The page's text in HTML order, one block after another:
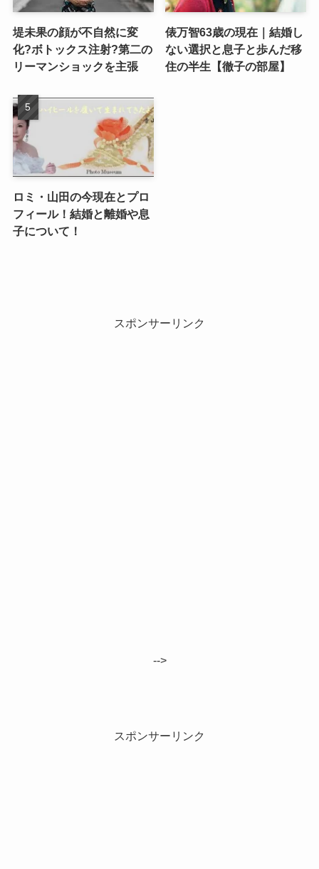
堤未果の顔が不自然に変
化?ボトックス注射?第二の
リーマンショックを主張
俵万智63歳の現在｜結婚し
ない選択と息子と歩んだ移
住の半生【徹子の部屋】
ロミ・山田の今現在とプロ
フィール！結婚と離婚や息
子について！
スポンサーリンク
-->
スポンサーリンク